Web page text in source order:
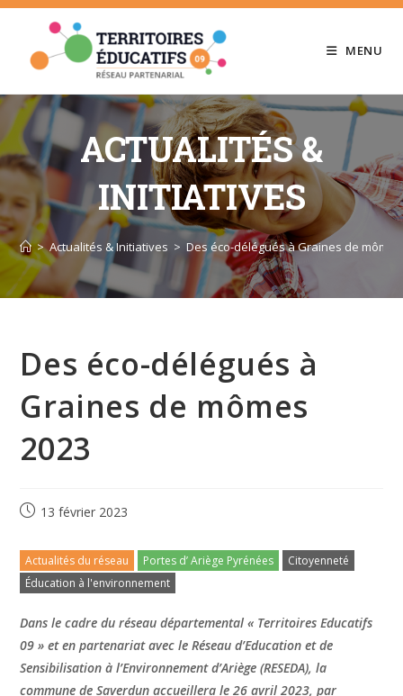
Skip
content
MENU
ACTUALITÉS &
INITIATIVES
> Actualités & Initiatives > Des éco-délégués à Graines de
Des éco-délégués à
Graines de mômes
2023
13 février 2023
Actualités du réseau Portes d’ Ariège Pyrénées
Citoyenneté
Éducation à l'environnement
Dans le cadre du réseau départemental « Territoires Educatifs
09 » et en partenariat avec le Réseau d’Education et de
Sensibilisation à l’Environnement d’Ariège (RESEDA), la
commune de Saverdun accueillera le 26 avril 2023, par